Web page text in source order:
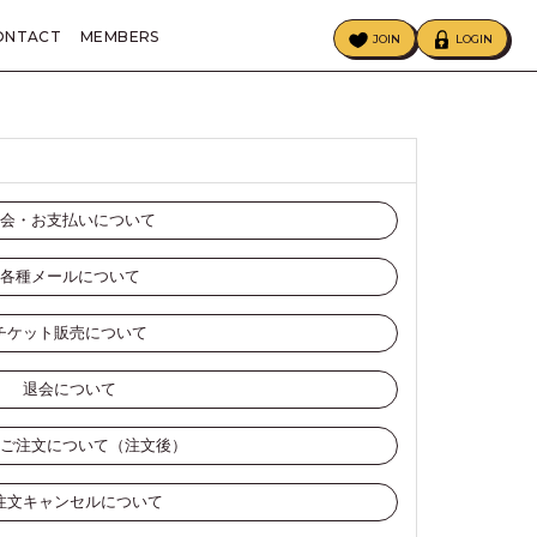
MEMBERS JOIN LOGIN
・お支払いについて
各種メールについて
ケット販売について
退会について
注文について（注文後）
文キャンセルについて